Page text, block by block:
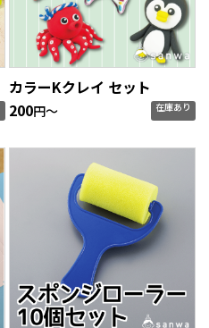
カラーKクレイ セット
200円〜 在庫あり